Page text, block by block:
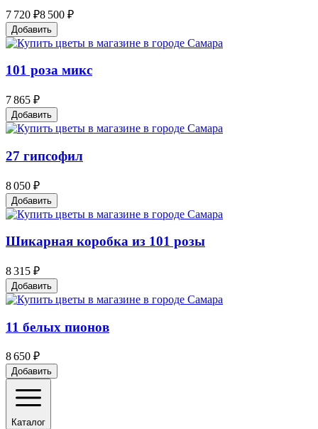
7 720 ₽8 500 ₽
Добавить
101 роза микс
7 865 ₽
Добавить
27 гипсофил
8 050 ₽
Добавить
Шикарная коробка из 101 розы
8 315 ₽
Добавить
11 белых пионов
8 650 ₽
Добавить
Каталог